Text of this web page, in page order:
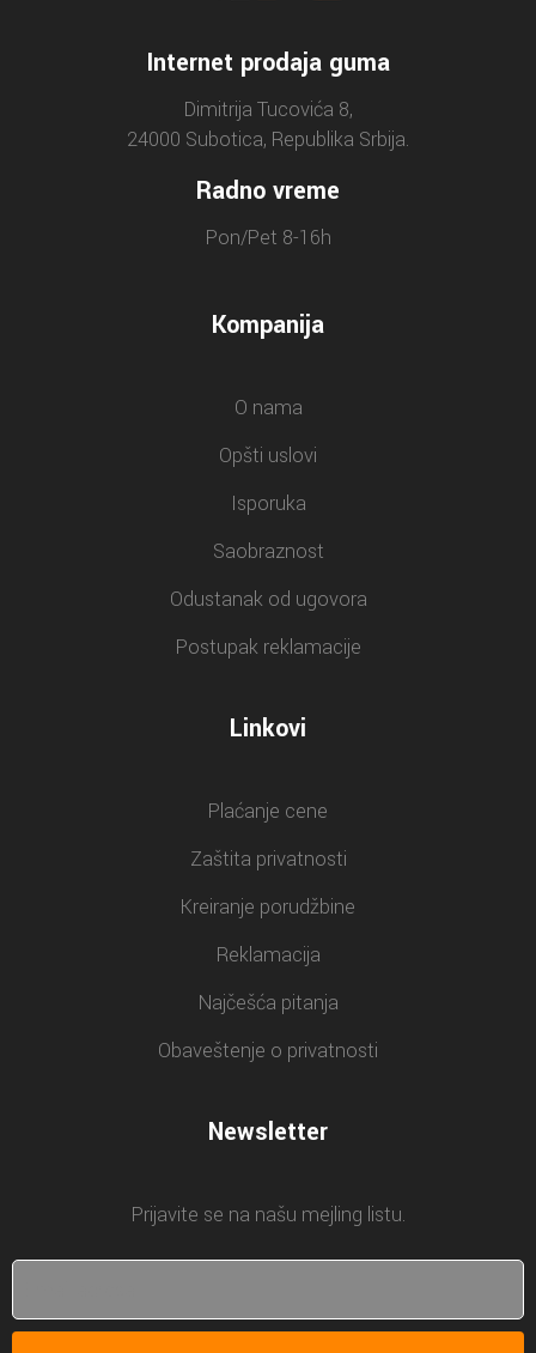
Internet prodaja guma
Dimitrija Tucovića 8,
24000 Subotica, Republika Srbija.
Radno vreme
Pon/Pet 8-16h
Kompanija
O nama
Opšti uslovi
Isporuka
Saobraznost
Odustanak od ugovora
Postupak reklamacije
Linkovi
Plaćanje cene
Zaštita privatnosti
Kreiranje porudžbine
Reklamacija
Najčešća pitanja
Obaveštenje o privatnosti
Newsletter
Prijavite se na našu mejling listu.